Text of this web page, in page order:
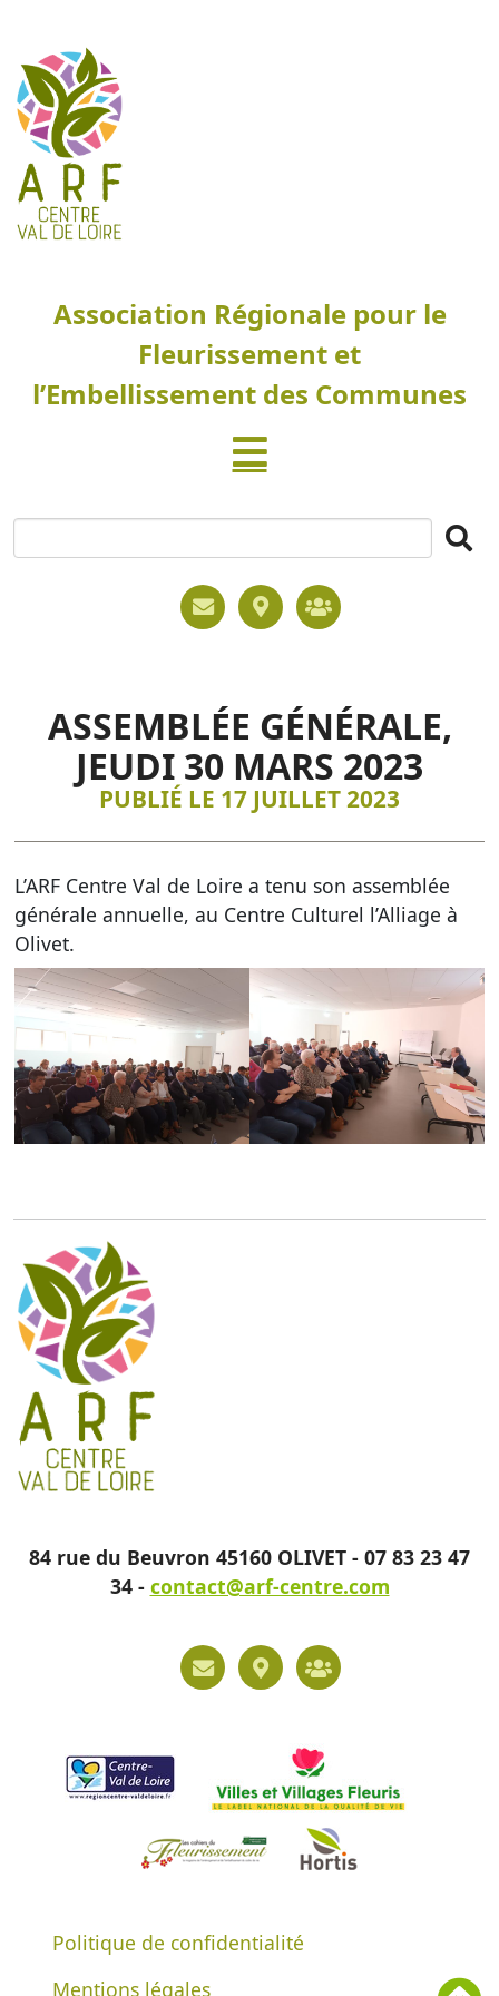
Association Régionale pour le
Fleurissement et
l’Embellissement des Communes
ASSEMBLÉE GÉNÉRALE,
JEUDI 30 MARS 2023
PUBLIÉ LE 17 JUILLET 2023
L’ARF Centre Val de Loire a tenu son assemblée
générale annuelle, au Centre Culturel l’Alliage à
Olivet.
84 rue du Beuvron 45160 OLIVET - 07 83 23 47
34 - contact@arf-centre.com
Politique de confidentialité
Mentions légales